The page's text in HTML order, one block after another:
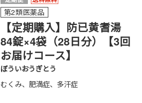
第2類医薬品
【定期購入】防已黄耆湯
84錠×4袋（28日分）【3回
お届けコース】
ぼういおうぎとう
むくみ、肥満症、多汗症